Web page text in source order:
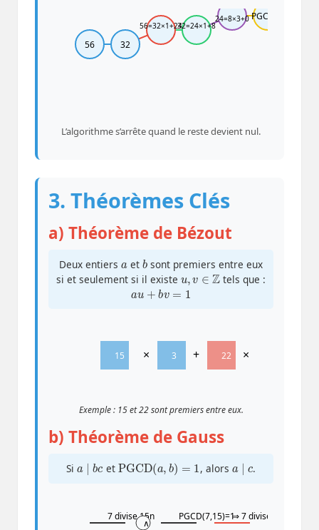
56 32
56=32×1+2432=24×1+8
24=8×3+0PGCD=8
L’algorithme s’arrête quand le reste devient nul.
3. Théorèmes Clés
a) Théorème de Bézout
Deux entiers et
b
sont premiers entre eux
si et seulement si il existe
u,v∈Z
tels que :
au+bv=1
15 × 3 + 22 ×
Exemple : 15 et 22 sont premiers entre eux.
b) Théorème de Gauss
Si
∣ b
et
PGCD( a )=
, alors
∣
.
7 divise 15n
∧
PGCD(7,15)=1⇒ 7 divise n